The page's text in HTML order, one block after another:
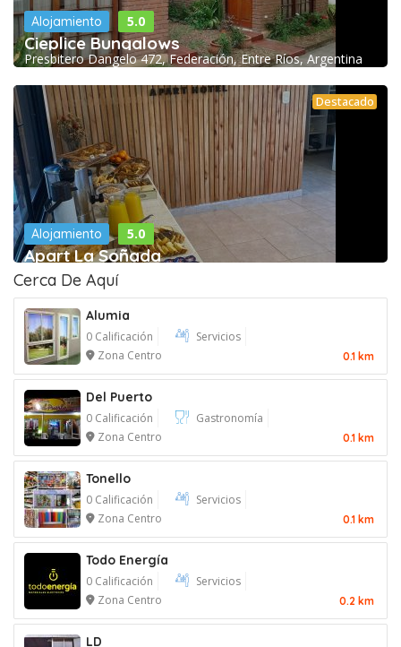
Alojamiento 5.0
Cieplice Bungalows
Presbitero Dangelo 472, Federación, Entre Ríos, Argentina
Destacado
Alojamiento 5.0
Apart La Soñada
Cerca De Aquí
Alumia
0 Calificación
Servicios
Zona Centro
0.1 km
Del Puerto
0 Calificación
Gastronomía
Zona Centro
0.1 km
Tonello
0 Calificación
Servicios
Zona Centro
0.1 km
Todo Energía
0 Calificación
Servicios
Zona Centro
0.2 km
LD